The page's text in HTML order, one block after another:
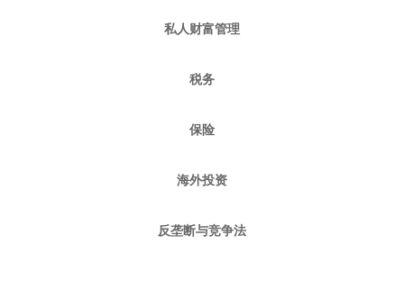
私人财富管理
税务
保险
海外投资
反垄断与竞争法